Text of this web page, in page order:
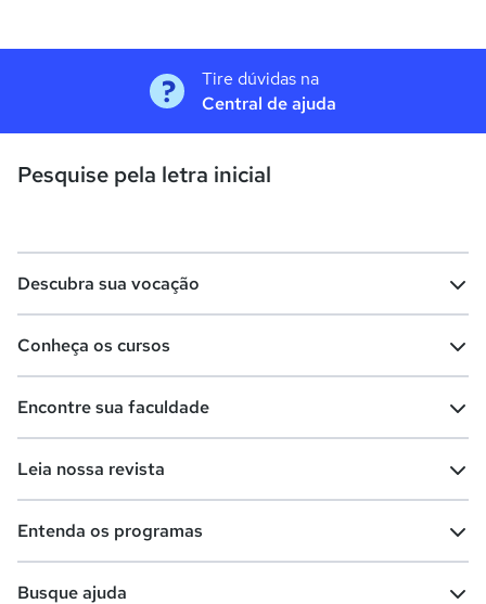
Tire dúvidas na
Central de ajuda
Pesquise pela letra inicial
Descubra sua vocação
Conheça os cursos
Cursos técnicos
Escolas
Encontre sua faculdade
Comunidade Quero
Leia nossa revista
Entenda os programas
Busque ajuda